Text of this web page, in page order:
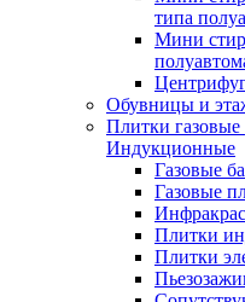
типа
Мини
Обувницы и
Плитки газовые
Индукционные
Газовые
Газовые
Плитки
Плитки